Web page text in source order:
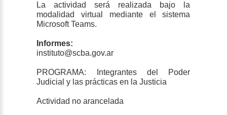
La actividad será realizada bajo la
modalidad virtual mediante el sistema
Microsoft Teams.
Informes:
instituto@scba.gov.ar
PROGRAMA: Integrantes del Poder
Judicial y las prácticas en la Justicia
Actividad no arancelada